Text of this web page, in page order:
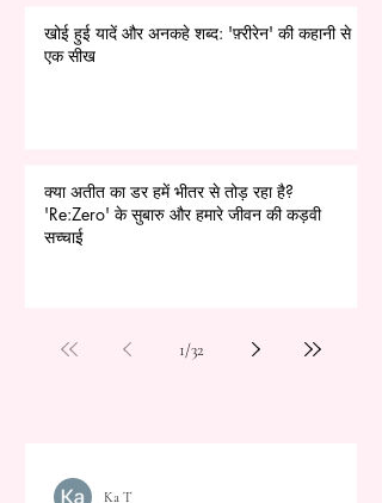
खोई हुई यादें और अनकहे शब्द: 'फ़्रीरेन' की कहानी से
एक सीख
क्या अतीत का डर हमें भीतर से तोड़ रहा है?
'Re:Zero' के सुबारु और हमारे जीवन की कड़वी
सच्चाई
1/32
Ka T